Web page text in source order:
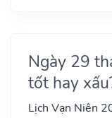
Ngày 29
tốt hay
Lịch Vạn Niên